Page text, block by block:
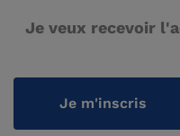
Je veux recevoir
Je m'inscris